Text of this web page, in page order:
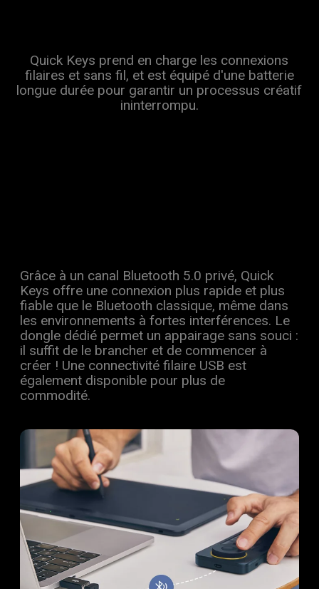
Quick Keys prend en charge les connexions
filaires et sans fil, et est équipé d'une batterie
longue durée pour garantir un processus créatif
ininterrompu.
Grâce à un canal Bluetooth 5.0 privé, Quick
Keys offre une connexion plus rapide et plus
fiable que le Bluetooth classique, même dans
les environnements à fortes interférences. Le
dongle dédié permet un appairage sans souci :
il suffit de le brancher et de commencer à
créer ! Une connectivité filaire USB est
également disponible pour plus de
commodité.